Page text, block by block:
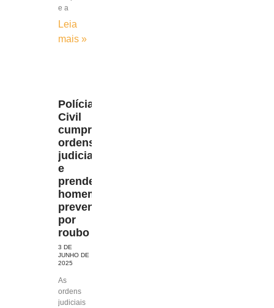
e a
Leia
mais »
Polícia
Civil
cumpre
ordens
judiciais
e
prende
homem
preventivamente
por
roubo
3 DE
JUNHO DE
2025
As
ordens
judiciais